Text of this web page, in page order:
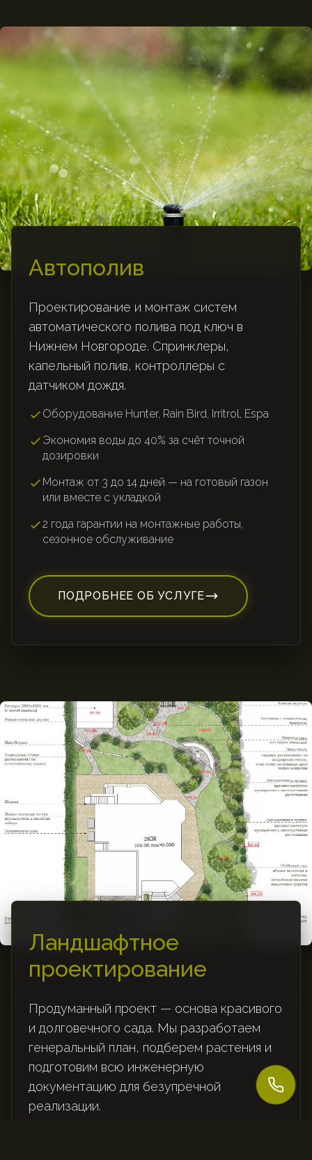
Автополив
Проектирование и монтаж систем
автоматического полива под ключ в
Нижнем Новгороде. Спринклеры,
капельный полив, контроллеры с
датчиком дождя.
Оборудование Hunter, Rain Bird, Irritrol, Espa
Экономия воды до 40% за счёт точной
дозировки
Монтаж от 3 до 14 дней — на готовый газон
или вместе с укладкой
2 года гарантии на монтажные работы,
сезонное обслуживание
ПОДРОБНЕЕ ОБ УСЛУГЕ
Ландшафтное
проектирование
Продуманный проект — основа красивого
и долговечного сада. Мы разработаем
генеральный план, подберем растения и
подготовим всю инженерную
документацию для безупречной
реализации.